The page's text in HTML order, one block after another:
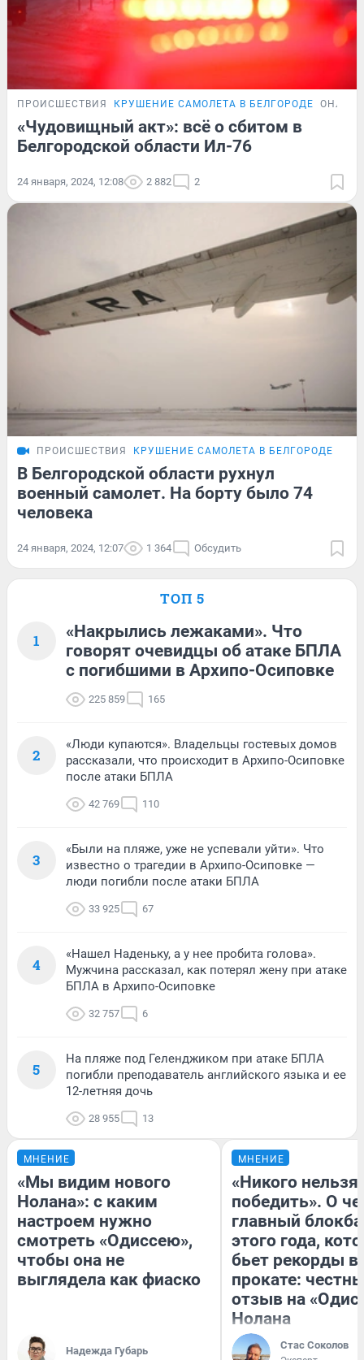
ПРОИСШЕСТВИЯ КРУШЕНИЕ САМОЛЕТА В БЕЛГОРОДЕ
«Чудовищный акт»: всё о сбитом в
Белгородской области Ил-76
24 января, 2024, 12:08 2 882 2
ПРОИСШЕСТВИЯ КРУШЕНИЕ САМОЛЕТА В БЕЛГОРОДЕ
В Белгородской области рухнул
военный самолет. На борту было 74
человека
24 января, 2024, 12:07 1 364 Обсудить
ТОП 5
1
«Накрылись лежаками». Что
говорят очевидцы об атаке БПЛА
с погибшими в Архипо-Осиповке
225 859 165
2
«Люди купаются». Владельцы гостевых домов
рассказали, что происходит в Архипо-Осиповке
после атаки БПЛА
42 769 110
3
«Были на пляже, уже не успевали уйти». Что
известно о трагедии в Архипо-Осиповке —
люди погибли после атаки БПЛА
33 925 67
4
«Нашел Наденьку, а у нее пробита голова».
Мужчина рассказал, как потерял жену при атаке
БПЛА в Архипо-Осиповке
32 757 6
5
На пляже под Геленджиком при атаке БПЛА
погибли преподаватель английского языка и ее
12-летняя дочь
28 955 13
МНЕНИЕ
«Мы видим нового
Нолана»: с каким
настроем нужно
смотреть «Одиссею»,
чтобы она не
выглядела как фиаско
Надежда Губарь
МНЕНИЕ
«Никого нельзя
победить». О
главный
этого года,
бьет рекорды в
прокате:
отзыв на
Нолана
Стас Соколов